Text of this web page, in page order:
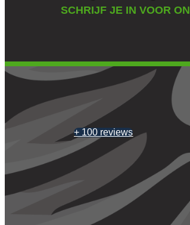
SCHRIJF JE IN VOOR
+ 100 reviews